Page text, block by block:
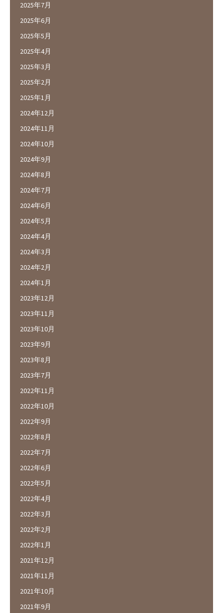
2025年7月
2025年6月
2025年5月
2025年4月
2025年3月
2025年2月
2025年1月
2024年12月
2024年11月
2024年10月
2024年9月
2024年8月
2024年7月
2024年6月
2024年5月
2024年4月
2024年3月
2024年2月
2024年1月
2023年12月
2023年11月
2023年10月
2023年9月
2023年8月
2023年7月
2022年11月
2022年10月
2022年9月
2022年8月
2022年7月
2022年6月
2022年5月
2022年4月
2022年3月
2022年2月
2022年1月
2021年12月
2021年11月
2021年10月
2021年9月